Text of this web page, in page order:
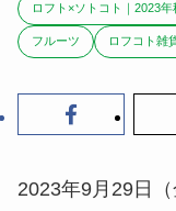
ロフト×ソトコト｜2023
フルーツ ロフコト雑
2023年9月29日